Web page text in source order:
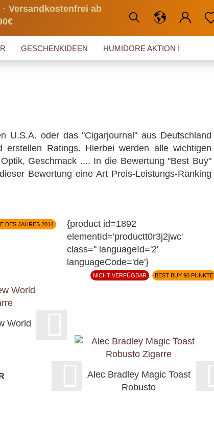
Versandkostenfrei ab
GESCHENKIDEEN HUMIDORE AKTION !
U.S.A. oder das "Cigarjournal" aus Deutschland
Ratings. Hierbei werden alle wichtigen
Geschmack .... In die Bewertung "Best Buy"
Bewertung eine Art Preis-Leistungs-Ranking
DES JAHRES 2014
World
{product id=1892
elementId='productt0r3j2jwc'
class='' languageId='2'
languageCode='de'}
NICHT VERFÜGBAR BEST BUY 90 PUNKTE
Alec Bradley Magic Toast
Robusto